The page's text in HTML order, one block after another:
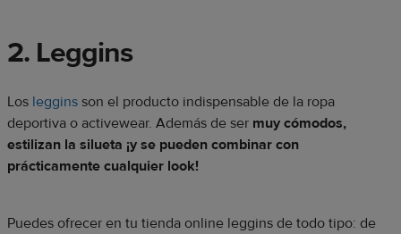
2. Leggins
Los leggins son el producto indispensable de la ropa
deportiva o activewear. Además de ser muy cómodos,
estilizan la silueta ¡y se pueden combinar con
prácticamente cualquier look!
Puedes ofrecer en tu tienda online leggins de todo tipo: de